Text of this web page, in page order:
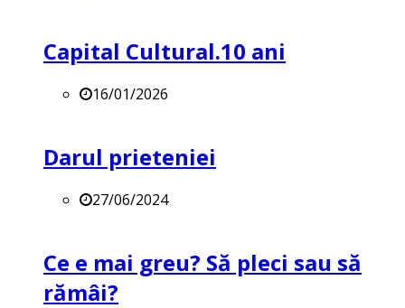
Capital Cultural.10 ani
16/01/2026
Darul prieteniei
27/06/2024
Ce e mai greu? Să pleci sau să
rămâi?